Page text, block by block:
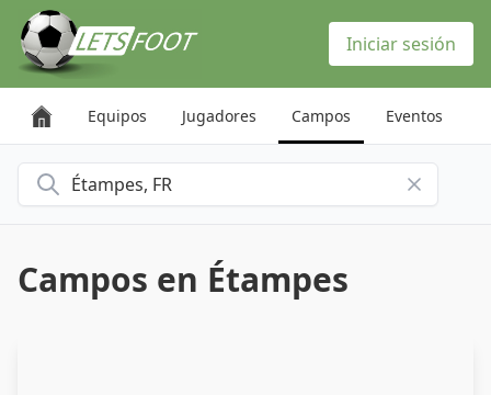
Iniciar sesión
Equipos Jugadores Campos Eventos
Buscar una ciudad
Campos en Étampes
Panel de gestión de cookies